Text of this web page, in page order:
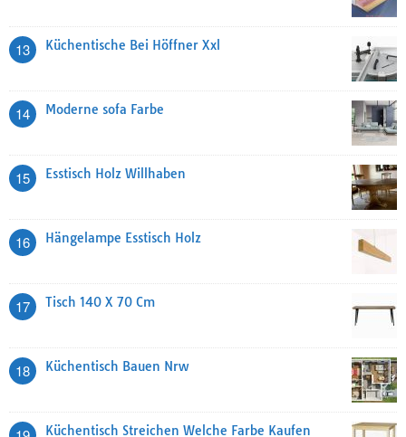
13 Küchentische Bei Höffner Xxl
14 Moderne sofa Farbe
15 Esstisch Holz Willhaben
16 Hängelampe Esstisch Holz
17 Tisch 140 X 70 Cm
18 Küchentisch Bauen Nrw
Küchentisch Streichen Welche Farbe Kaufen